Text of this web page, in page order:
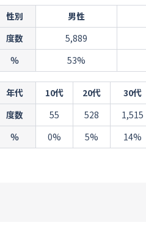
性別 男性
度数
5,889
％
53%
年代 10代 20代 30代
度数
55 528 1,515
％
0% 5% 14%